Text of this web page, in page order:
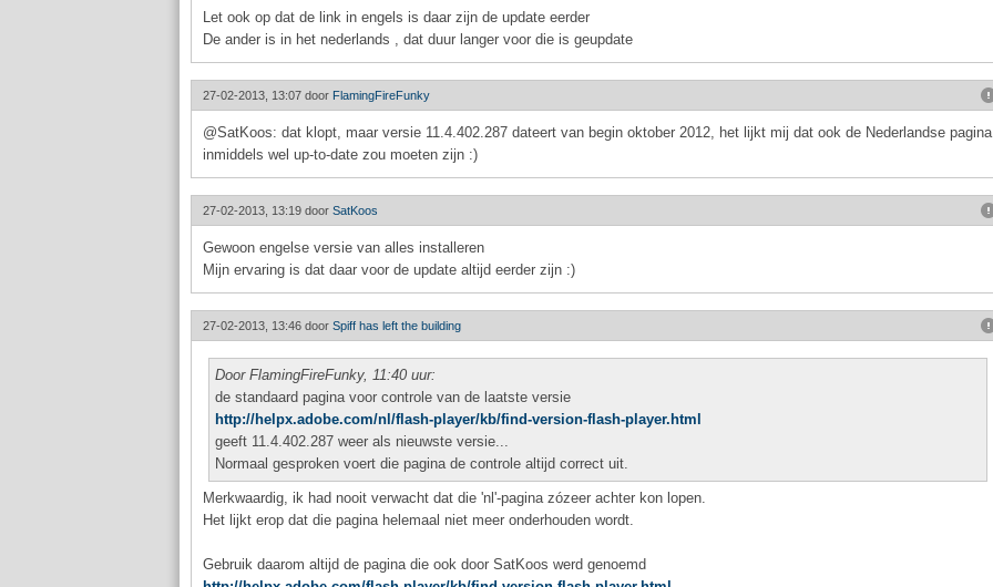
Let ook op dat de link in engels is daar zijn de update eerder
De ander is in het nederlands , dat duur langer voor die is geupdate
27-02-2013, 13:07 door FlamingFireFunky
@SatKoos: dat klopt, maar versie 11.4.402.287 dateert van begin oktober 2012, het lijkt mij dat ook de Nederlandse pagina
inmiddels wel up-to-date zou moeten zijn :)
27-02-2013, 13:19 door SatKoos
Gewoon engelse versie van alles installeren
Mijn ervaring is dat daar voor de update altijd eerder zijn :)
27-02-2013, 13:46 door Spiff has left the building
Door FlamingFireFunky, 11:40 uur:
de standaard pagina voor controle van de laatste versie
http://helpx.adobe.com/nl/flash-player/kb/find-version-flash-player.html
geeft 11.4.402.287 weer als nieuwste versie...
Normaal gesproken voert die pagina de controle altijd correct uit.
Merkwaardig, ik had nooit verwacht dat die 'nl'-pagina zózeer achter kon lopen.
Het lijkt erop dat die pagina helemaal niet meer onderhouden wordt.
Gebruik daarom altijd de pagina die ook door SatKoos werd genoemd